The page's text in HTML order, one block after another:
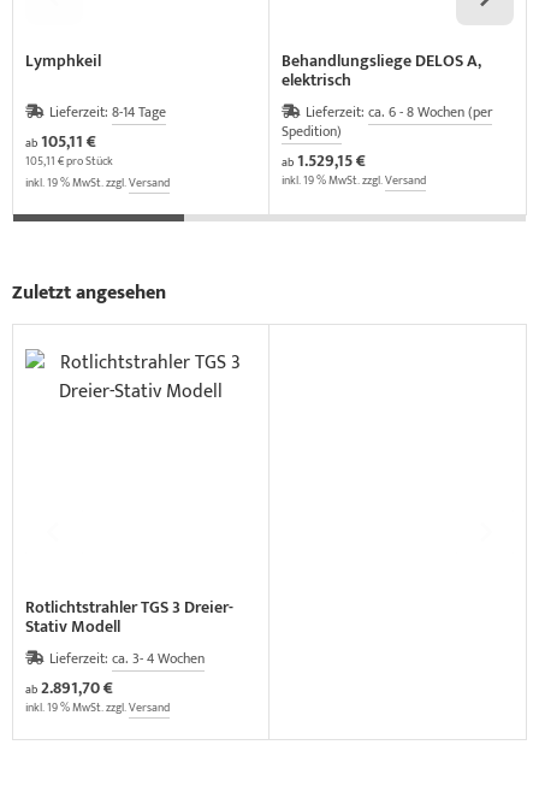
Lymphkeil
Lieferzeit: 8-14 Tage
ab105,11 €
105,11 € pro Stück
inkl. 19 % MwSt. zzgl.Versand
Behandlungsliege DELOS A,
elektrisch
Lieferzeit: ca. 6 - 8 Wochen (per
Spedition)
ab1.529,15 €
inkl. 19 % MwSt. zzgl.Versand
Zuletzt angesehen
Rotlichtstrahler TGS 3 Dreier-
Stativ Modell
Lieferzeit: ca. 3- 4 Wochen
ab2.891,70 €
inkl. 19 % MwSt. zzgl.Versand